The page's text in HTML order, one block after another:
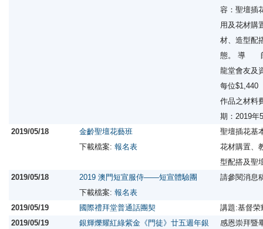
容：聖壇插
用及花材購
材、造型配
態。 導 師
龍堂會友
每位$1,440
作品之材
期：2019
2019/05/18
金齡聖壇花藝班
下載檔案: 報名表
聖壇插花基
花材購置、
型配搭及聖
2019/05/18
2019 澳門短宣服侍——短宣體驗團
下載檔案: 報名表
請參閱消息
2019/05/19 國際禮拜堂普通話團契
講題:基督
2019/05/19
銀輝爍耀紅綠紫金《門徒》廿五週年銀
感恩崇拜